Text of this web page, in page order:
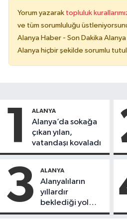
Yorum yazarak topluluk
ve tüm sorumluluğu
Alanya Haber - Son Dakika
Alanya hiçbir şekilde sorumlu
1 ALANYA
Alanya’da sokağa
çıkan yılan,
vatandaşı kovaladı
3 ALANYA
Alanyalıların
yıllardır
beklediği yol
askıdan döndü